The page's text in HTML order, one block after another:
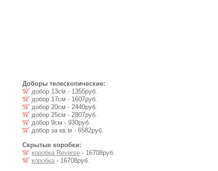
Доборы телескопические:
добор 13см - 1355руб.
добор 17см - 1607руб.
добор 20см - 2440руб.
добор 25см - 2807руб.
добор 9см - 930руб.
добор за кв.м - 6582руб.
Скрытые коробки:
коробка Reverse - 16708руб.
коробка - 16708руб.